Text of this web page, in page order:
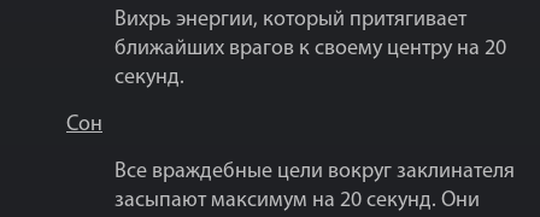
Вихрь энергии, который притягивает
ближайших врагов к своему центру на 20
секунд.
Сон
Все враждебные цели вокруг заклинателя
засыпают максимум на 20 секунд. Они